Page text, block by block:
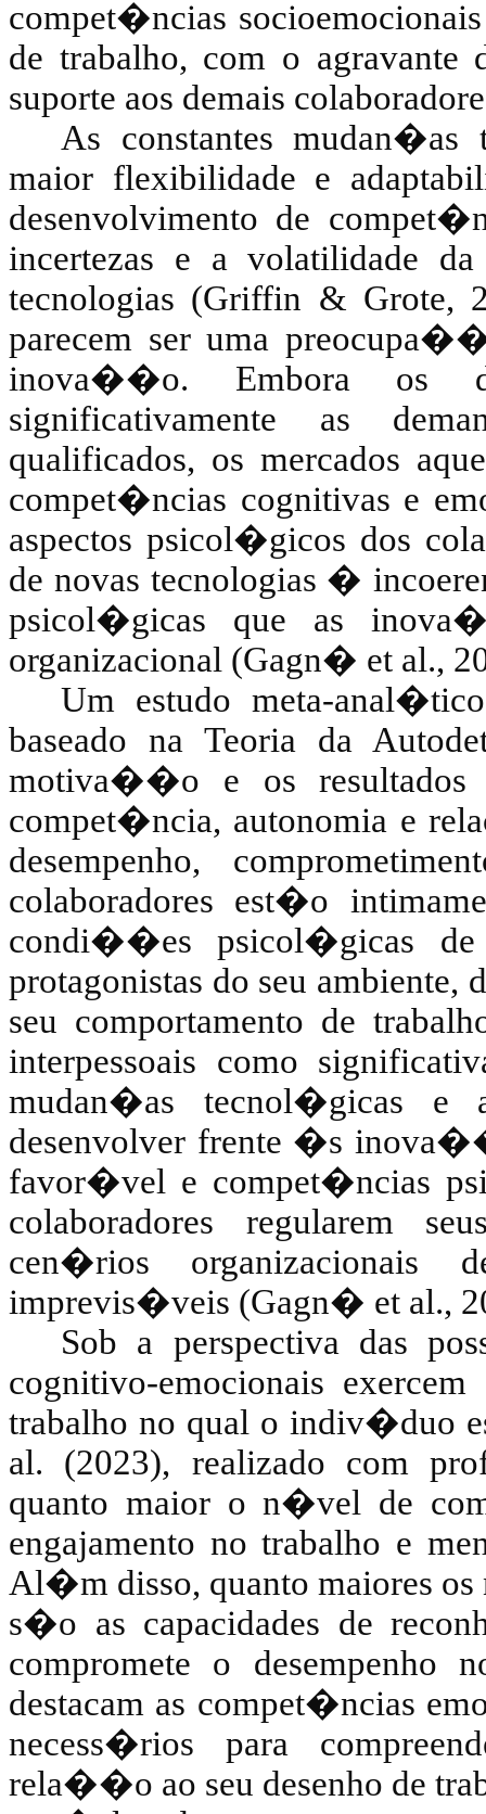
compet�ncias
de trabalho, com o agravante
suporte aos demais
As constantes mudan�as
maior flexibilidade e
desenvolvimento de
incertezas e a volatilidade
tecnologias (Griffin & Grote,
parecem ser uma
inova��o. Embora os
significativamente as
qualificados, os mercados
compet�ncias cognitivas e
aspectos psicol�gicos dos
de novas tecnologias �
psicol�gicas que as
organizacional (Gagn� et al.,
Um estudo meta-
baseado na Teoria da
motiva��o e os resultados
compet�ncia, autonomia e
desempenho,
colaboradores est�o
condi��es psicol�gicas de
protagonistas do seu ambiente,
seu comportamento de
interpessoais como
mudan�as tecnol�gicas e
desenvolver frente �s
favor�vel e compet�ncias
colaboradores regularem
cen�rios organizacionais
imprevis�veis (Gagn� et al.,
Sob a perspectiva das
cognitivo-emocionais
trabalho no qual o indiv�duo
al. (2023), realizado com
quanto maior o n�vel de
engajamento no trabalho e
Al�m disso, quanto maiores os
s�o as capacidades de
compromete o desempenho
destacam as compet�ncias
necess�rios para
rela��o ao seu desenho de